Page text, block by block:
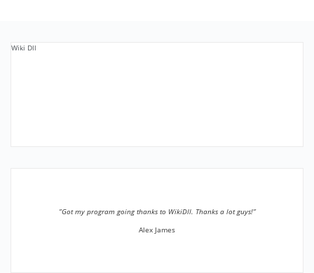
Wiki Dll
”Got my program going thanks to WikiDll. Thanks a lot guys!”
Alex James